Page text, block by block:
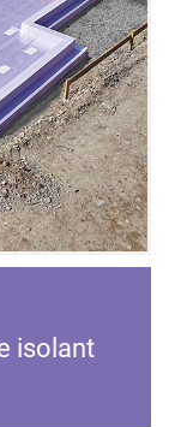
isolant